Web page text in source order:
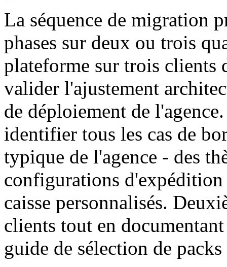
La séquence de migration
phases sur deux ou trois
plateforme sur trois clients
valider l'ajustement
de déploiement de
identifier tous les cas de
typique de l'agence - des
configurations
caisse personnalisés.
clients tout en
guide de sélection de